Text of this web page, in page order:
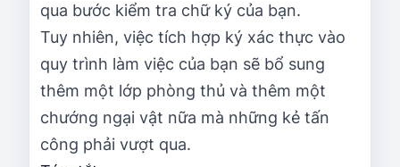
qua bước kiểm tra chữ ký của bạn.
Tuy nhiên, việc tích hợp ký xác thực vào
quy trình làm việc của bạn sẽ bổ sung
thêm một lớp phòng thủ và thêm một
chướng ngại vật nữa mà những kẻ tấn
công phải vượt qua.